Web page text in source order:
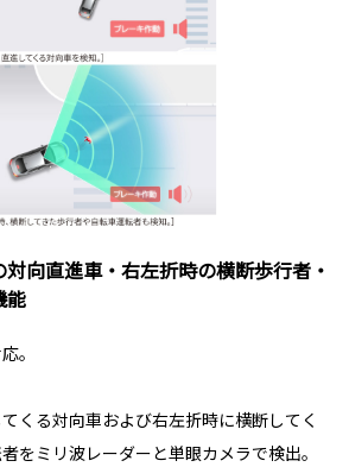
対向直進車・右左折時の横断歩行者・
能
。
くる対向車および右左折時に横断してく
をミリ波レーダーと単眼カメラで検出。